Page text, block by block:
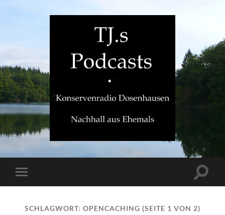
TJ.s
Mobile-
Menü
SCHLAGWORT: OPENCACHING (SEITE 1 VON 2)